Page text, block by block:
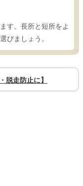
す。長所と短所をよ
びましょう。
脱走防止に】